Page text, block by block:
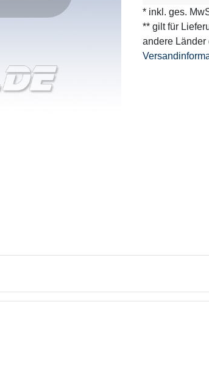
* inkl. ges.
** gilt für
andere Länder